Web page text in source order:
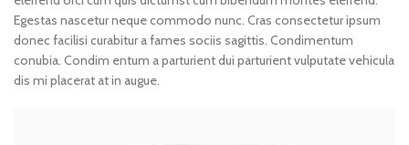
Egestas nascetur neque commodo nunc. Cras consectetur ipsum
donec facilisi curabitur a fames sociis sagittis. Condimentum
conubia. Condim entum a parturient dui parturient vulputate vehicula
dis mi placerat at in augue.